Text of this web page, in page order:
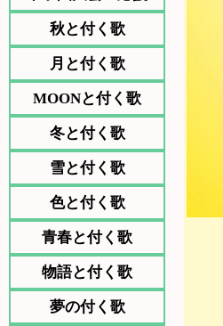
秋と付く歌
月と付く歌
MOONと付く歌
冬と付く歌
雪と付く歌
色と付く歌
青春と付く歌
物語と付く歌
夢の付く歌